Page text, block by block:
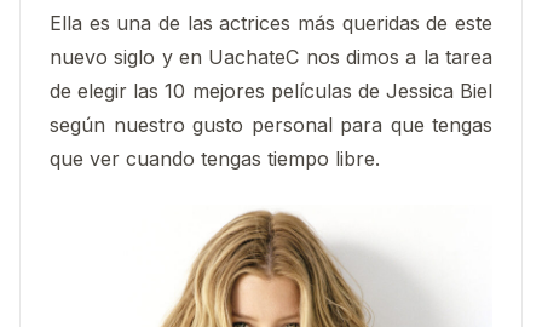
Ella es una de las actrices más queridas de este
nuevo siglo y en UachateC nos dimos a la tarea
de elegir las 10 mejores películas de Jessica Biel
según nuestro gusto personal para que tengas
que ver cuando tengas tiempo libre.